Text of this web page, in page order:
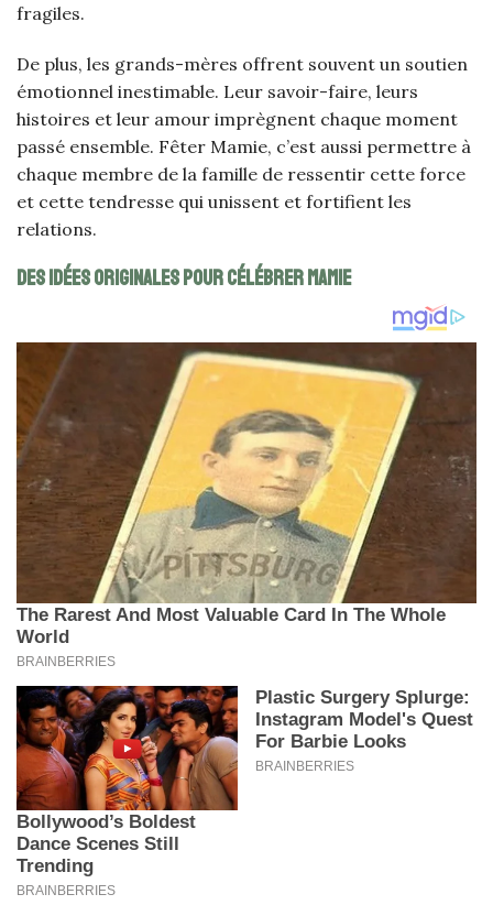
fragiles.
De plus, les grands-mères offrent souvent un soutien
émotionnel inestimable. Leur savoir-faire, leurs
histoires et leur amour imprègnent chaque moment
passé ensemble. Fêter Mamie, c’est aussi permettre à
chaque membre de la famille de ressentir cette force
et cette tendresse qui unissent et fortifient les
relations.
Des idées originales pour célébrer Mamie